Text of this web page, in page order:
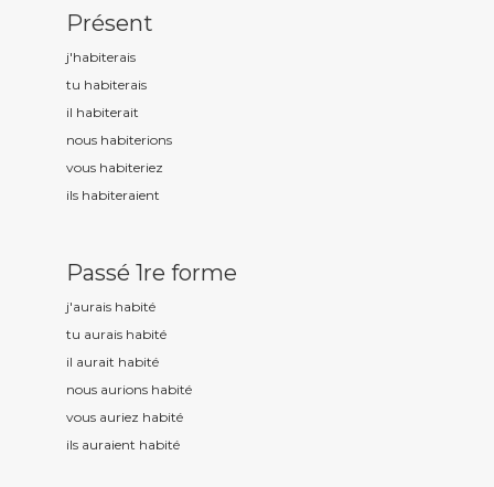
Présent
j'habiterais
tu habiterais
il habiterait
nous habiterions
vous habiteriez
ils habiteraient
Passé 1re forme
j'aurais habité
tu aurais habité
il aurait habité
nous aurions habité
vous auriez habité
ils auraient habité